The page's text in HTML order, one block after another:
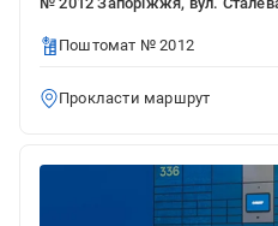
Поштомат № 2012
Прокласти маршрут